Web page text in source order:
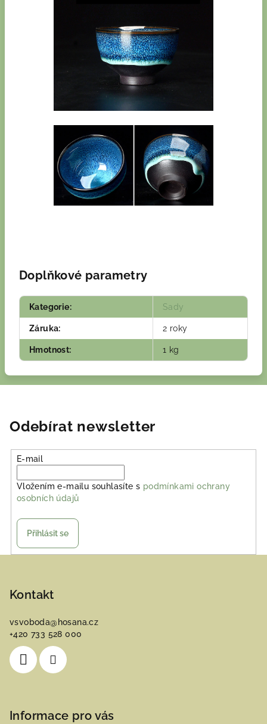
Doplňkové parametry
Kategorie: Sady
Záruka: 2 roky
Hmotnost: 1 kg
Odebírat newsletter
E-mail
Vložením e-mailu souhlasíte s podmínkami ochrany
osobních údajů
Přihlásit se
Kontakt
vsvoboda@ hosana.cz
+420 733 528 000
Informace pro vás